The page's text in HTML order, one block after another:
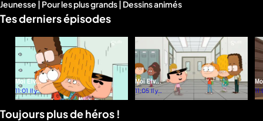
d'infos
Jeunesse | Pour les plus grands | Dessins animés
Tes derniers épisodes
Moi Elvis
et la
varicelle
mutante
11:01 Il y a
un
Moi Elvis
et le jour
sans fin
11:05 Il y a
un
et
Toujours plus de héros !